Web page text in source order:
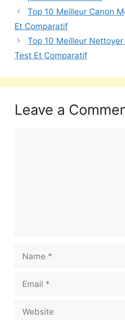
Top 10 Meilleur Canon
Et Comparatif
Top 10 Meilleur
Test Et Comparatif
Leave a